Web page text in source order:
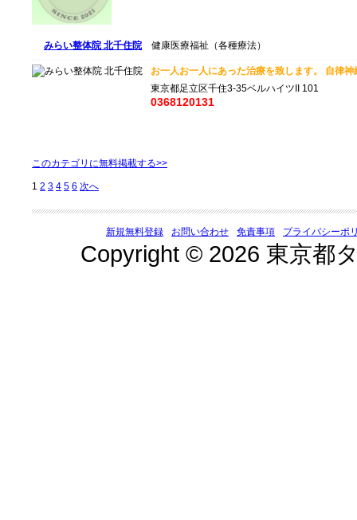
みらい整体院 北千住院 健康医療福祉（各種療法）
お一人お一人にあった治療を致します。 自律神
東京都足立区千住3-35ベルハイツII 101
0368120131
このカテゴリに無料掲載する>>
1 2 3 4 5 6 次へ
新規無料登録 お問い合わせ 免責事項 プライバシーポ
Copyright © 2026 東京都